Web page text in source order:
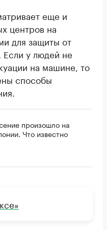
еще и
центров на
для защиты от
Если у людей не
на машине, то
способы
произошло на
Что известно